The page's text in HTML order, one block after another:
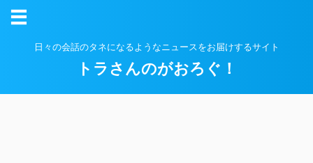
日々の会話のタネになるようなニュースをお届けするサイト
トラさんのがおろぐ！